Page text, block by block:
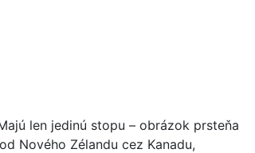
len jedinú stopu – obrázok prsteňa
Nového Zélandu cez Kanadu,